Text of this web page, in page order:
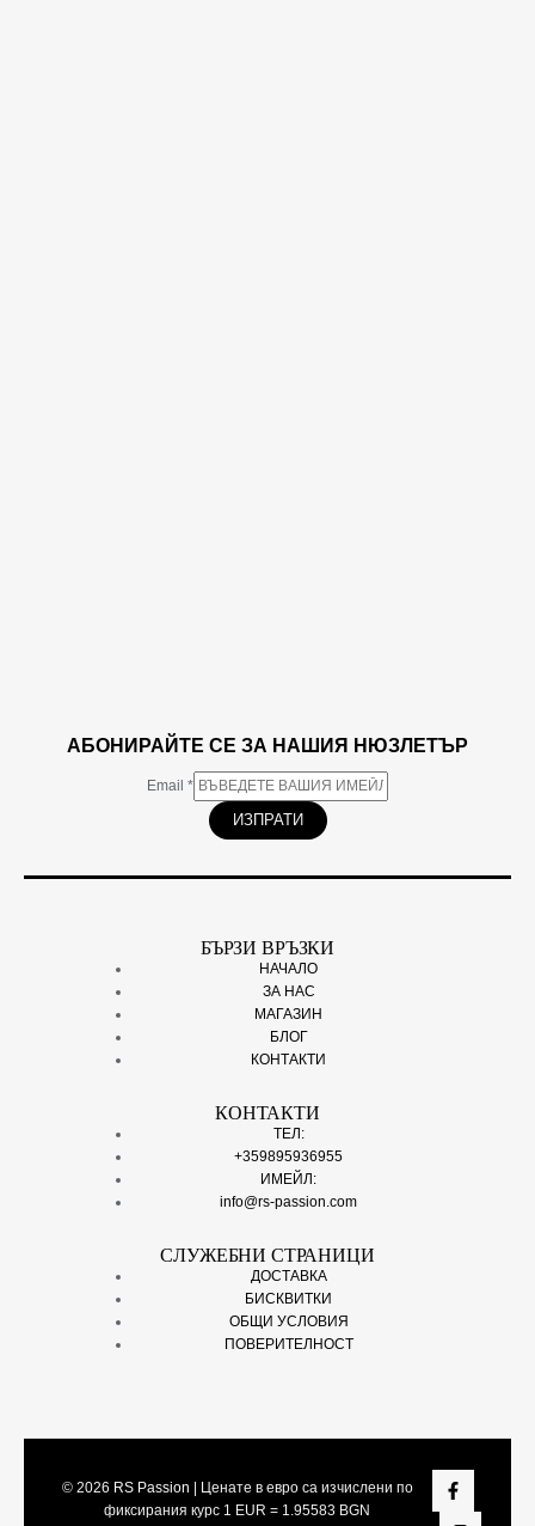
АБОНИРАЙТЕ СЕ ЗА НАШИЯ НЮЗЛЕТЪР
Email *
ИЗПРАТИ
БЪРЗИ ВРЪЗКИ
НАЧАЛО
ЗА НАС
МАГАЗИН
БЛОГ
КОНТАКТИ
КОНТАКТИ
ТЕЛ:
+359895936955
ИМЕЙЛ:
info@rs-passion.com
СЛУЖЕБНИ СТРАНИЦИ
ДОСТАВКА
БИСКВИТКИ
ОБЩИ УСЛОВИЯ
ПОВЕРИТЕЛНОСТ
© 2026 RS Passion | Ценате в евро са изчислени по
фиксирания курс 1 EUR = 1.95583 BGN